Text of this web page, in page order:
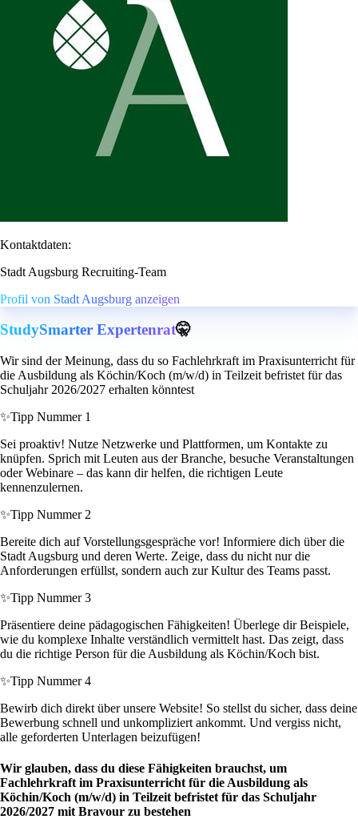
Kontaktdaten:
Stadt Augsburg Recruiting-Team
Profil von Stadt Augsburg anzeigen
StudySmarter Expertenrat🤫
Wir sind der Meinung, dass du so Fachlehrkraft im Praxisunterricht für
die Ausbildung als Köchin/Koch (m/w/d) in Teilzeit befristet für das
Schuljahr 2026/2027 erhalten könntest
✨Tipp Nummer 1
Sei proaktiv! Nutze Netzwerke und Plattformen, um Kontakte zu
knüpfen. Sprich mit Leuten aus der Branche, besuche Veranstaltungen
oder Webinare – das kann dir helfen, die richtigen Leute
kennenzulernen.
✨Tipp Nummer 2
Bereite dich auf Vorstellungsgespräche vor! Informiere dich über die
Stadt Augsburg und deren Werte. Zeige, dass du nicht nur die
Anforderungen erfüllst, sondern auch zur Kultur des Teams passt.
✨Tipp Nummer 3
Präsentiere deine pädagogischen Fähigkeiten! Überlege dir Beispiele,
wie du komplexe Inhalte verständlich vermittelt hast. Das zeigt, dass
du die richtige Person für die Ausbildung als Köchin/Koch bist.
✨Tipp Nummer 4
Bewirb dich direkt über unsere Website! So stellst du sicher, dass deine
Bewerbung schnell und unkompliziert ankommt. Und vergiss nicht,
alle geforderten Unterlagen beizufügen!
Wir glauben, dass du diese Fähigkeiten brauchst, um
Fachlehrkraft im Praxisunterricht für die Ausbildung als
Köchin/Koch (m/w/d) in Teilzeit befristet für das Schuljahr
2026/2027 mit Bravour zu bestehen